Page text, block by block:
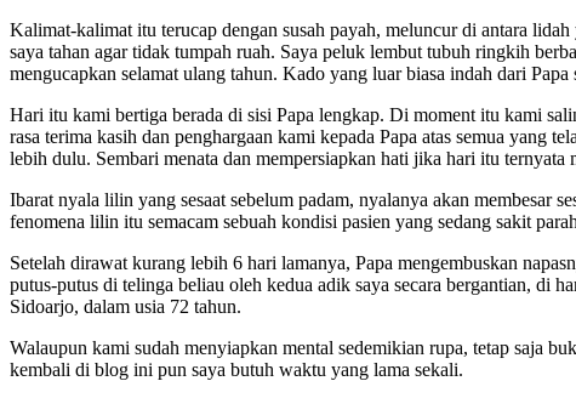
Kalimat-kalimat itu terucap dengan susah payah, meluncur di antara
saya tahan agar tidak tumpah ruah. Saya peluk lembut tubuh ringkih
mengucapkan selamat ulang tahun. Kado yang luar biasa indah dari Papa
Hari itu kami bertiga berada di sisi Papa lengkap. Di moment itu kami
rasa terima kasih dan penghargaan kami kepada Papa atas semua yang
lebih dulu. Sembari menata dan mempersiapkan hati jika hari itu ternyata
Ibarat nyala lilin yang sesaat sebelum padam, nyalanya akan membesar
fenomena lilin itu semacam sebuah kondisi pasien yang sedang sakit
Setelah dirawat kurang lebih 6 hari lamanya, Papa mengembuskan
putus-putus di telinga beliau oleh kedua adik saya secara bergantian, di
Sidoarjo, dalam usia 72 tahun.
Walaupun kami sudah menyiapkan mental sedemikian rupa, tetap saja
kembali di blog ini pun saya butuh waktu yang lama sekali.